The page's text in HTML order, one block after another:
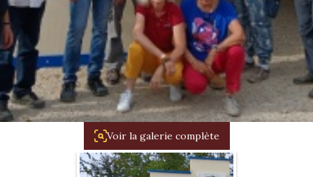
Présentation 7
Présentation 11
Présentation 15 six
Evolution 7 et 11 -
Evolution 11 –
Voir la galerie complète